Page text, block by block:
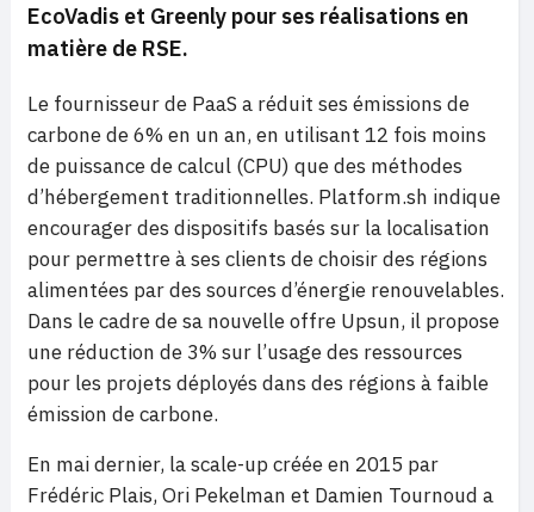
EcoVadis et Greenly pour ses réalisations en
matière de RSE.
Le fournisseur de PaaS a réduit ses émissions de
carbone de 6% en un an, en utilisant 12 fois moins
de puissance de calcul (CPU) que des méthodes
d’hébergement traditionnelles. Platform.sh indique
encourager des dispositifs basés sur la localisation
pour permettre à ses clients de choisir des régions
alimentées par des sources d’énergie renouvelables.
Dans le cadre de sa nouvelle offre Upsun, il propose
une réduction de 3% sur l’usage des ressources
pour les projets déployés dans des régions à faible
émission de carbone.
En mai dernier, la scale-up créée en 2015 par
Frédéric Plais, Ori Pekelman et Damien Tournoud a